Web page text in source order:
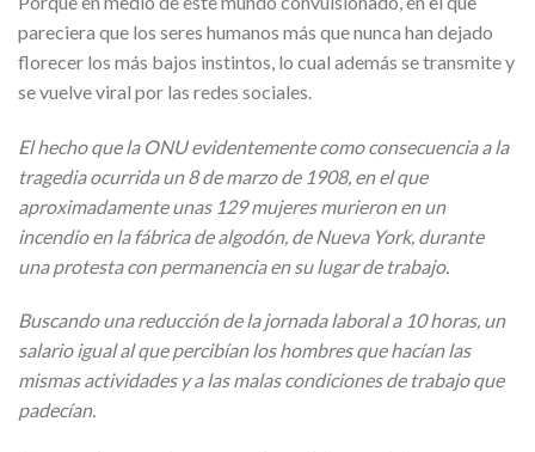
pareciera que los seres humanos más que nunca han dejado
florecer los más bajos instintos, lo cual además se transmite y
se vuelve viral por las redes sociales.
El hecho que la ONU evidentemente como consecuencia a la
tragedia ocurrida un 8 de marzo de 1908, en el que
aproximadamente unas 129 mujeres murieron en un
incendio en la fábrica de algodón, de Nueva York, durante
una protesta con permanencia en su lugar de trabajo.
Buscando una reducción de la jornada laboral a 10 horas, un
salario igual al que percibían los hombres que hacían las
mismas actividades y a las malas condiciones de trabajo que
padecían.